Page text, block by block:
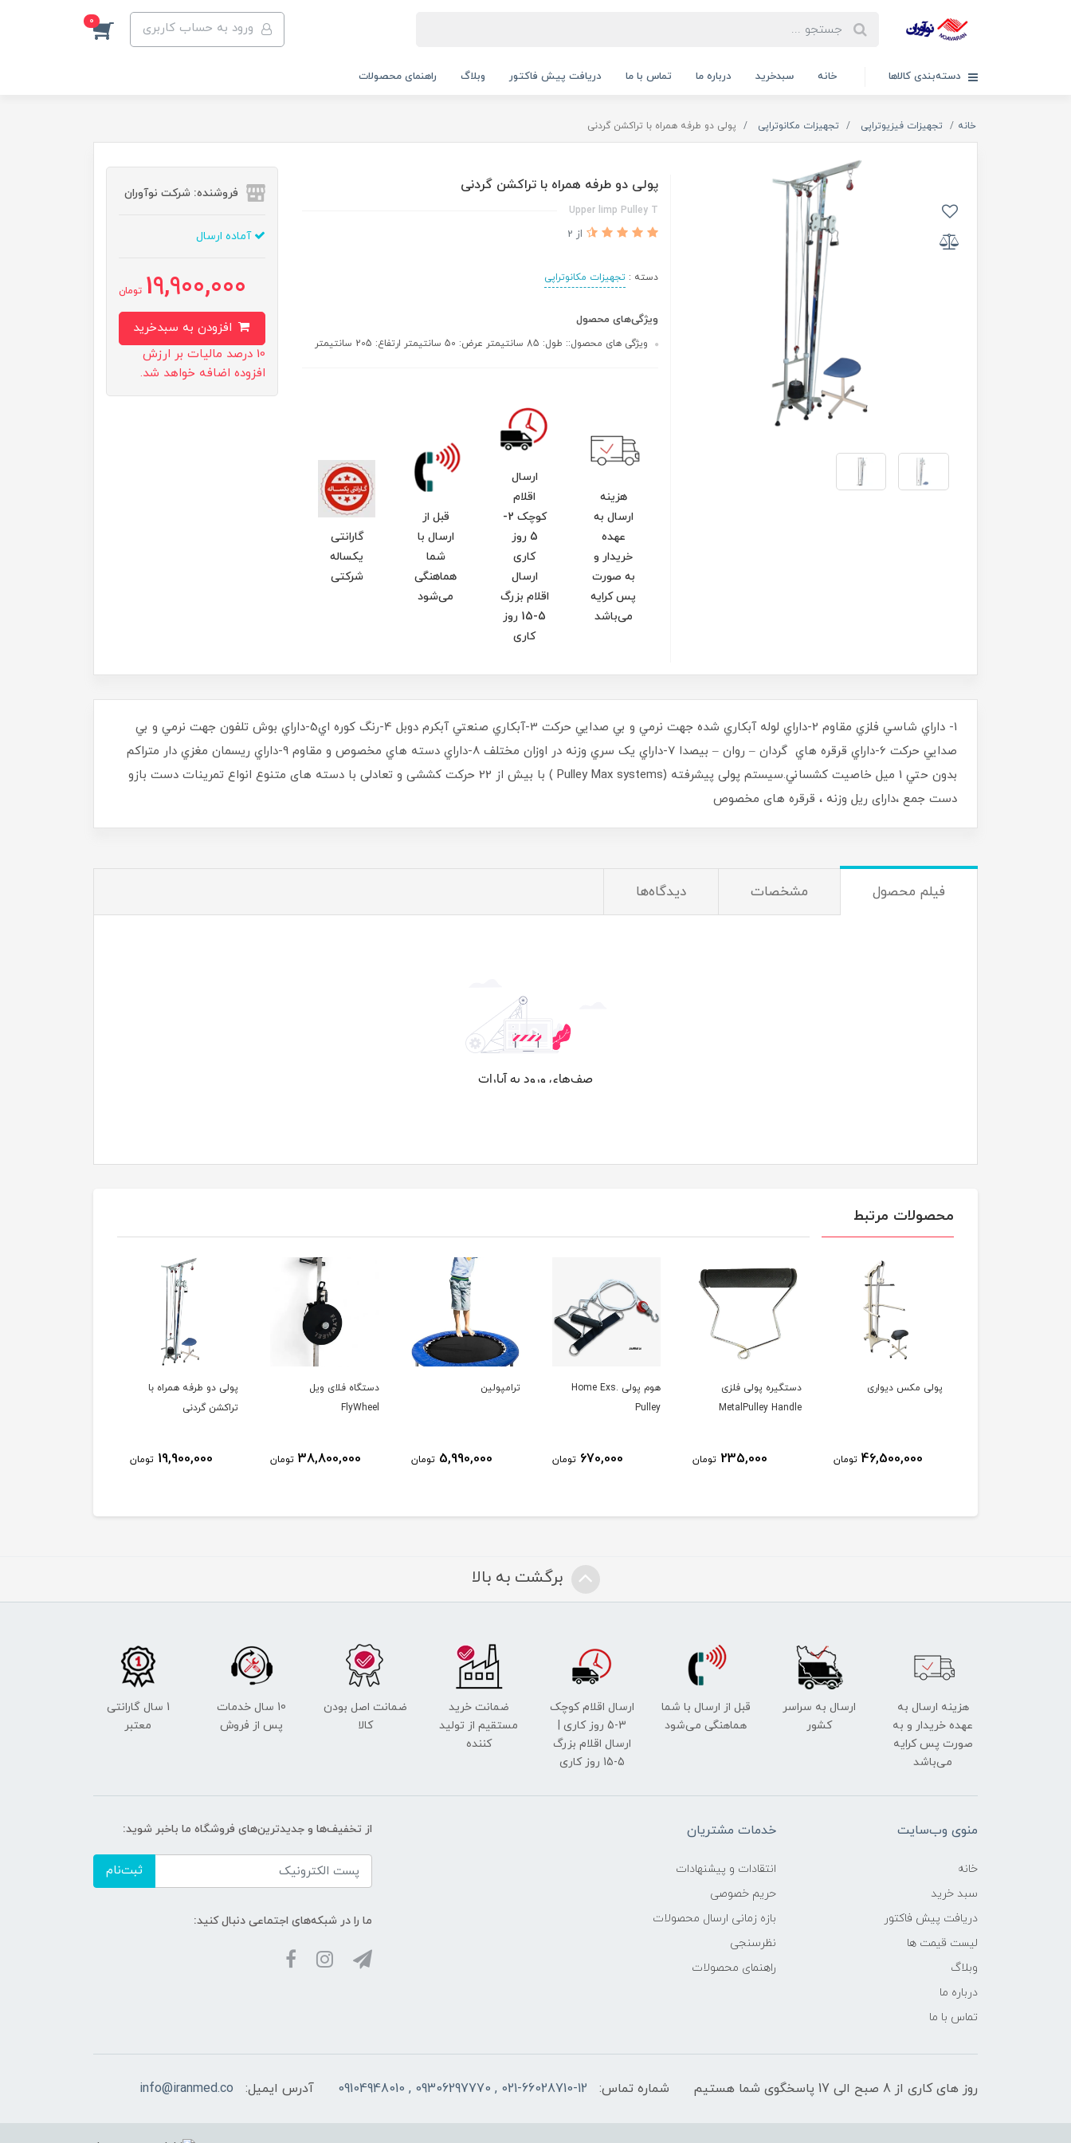
ورود به حساب کاربری 0
دسته‌بندی کالاها خانه سبدخرید درباره ما تماس با ما دریافت پیش فاکتور وبلاگ راهنمای محصولات
خانه تجهیزات فیزیوتراپی تجهیزات مکانوتراپی پولی دو طرفه همراه با تراکشن گردنی
پولی دو طرفه همراه با تراکشن گردنی
Upper limp Pulley T
از 2
دسته :تجهیزات مکانوتراپی
ویژگی‌های محصول
ویژگی های محصول:: طول: 85 سانتیمتر عرض: 50 سانتیمتر ارتفاع: 205 سانتیمتر
هزینه
ارسال به
عهده
خریدار و
به صورت
پس کرایه
می‌باشد
ارسال
اقلام
کوچک 2-
5 روز
کاری
ارسال
اقلام بزرگ
5-15 روز
کاری
قبل از
ارسال با
شما
هماهنگی
می‌شود
گارانتی
یکساله
شرکتی
فروشنده: شرکت نوآوران
آماده ارسال
19,900,000 تومان
10 درصد مالیات بر ارزش
افزوده اضافه خواهد شد.
1- داراي شاسي فلزي مقاوم 2-داراي لوله آبکاري شده جهت نرمي و بي صدايي حرکت 3-آبکاري صنعتي آبکرم دوبل 4-رنگ کوره اي5-داراي بوش تلفون جهت نرمي و بي
صدايي حرکت 6-داراي قرقره هاي گردان – روان – بيصدا 7-داراي یک سري وزنه در اوزان مختلف 8-داراي دسته هاي مخصوص و مقاوم 9-داراي ريسمان مغزي دار متراکم
بدون حتي 1 ميل خاصيت کشساني.سیستم پولی پیشرفته (Pulley Max systems ) با بیش از 22 حرکت کششی و تعادلی با دسته های متنوع انواع تمرینات دست بازو
دست جمع ،دارای ریل وزنه ، قرقره های مخصوص
فیلم محصول مشخصات دیدگاه‌ها
محصولات مرتبط
پولی مکس دیواری
46,500,000 تومان
دستگیره پولی فلزی
MetalPulley Handle
235,000 تومان
هوم پولی Home Exs.
Pulley
670,000 تومان
ترامپولین
5,990,000 تومان
دستگاه فلای ویل
FlyWheel
38,800,000 تومان
پولی دو طرفه همراه با
تراکشن گردنی
19,900,000 تومان
برگشت به بالا
هزینه ارسال به
عهده خریدار و به
صورت پس کرایه
می‌باشد
ارسال به سراسر
کشور
قبل از ارسال با شما
هماهنگی می‌شود
ارسال اقلام کوچک
3-5 روز کاری |
ارسال اقلام بزرگ
5-15 روز کاری
ضمانت خرید
مستقیم از تولید
کننده
ضمانت اصل بودن
کالا
10 سال خدمات
پس از فروش
1 سال گارانتی
معتبر
منوی وب‌سایت
خانه
سبد خرید
دریافت پیش فاکتور
لیست قیمت ها
وبلاگ
درباره ما
تماس با ما
خدمات مشتریان
انتقادات و پیشنهادات
حریم خصوصی
بازه زمانی ارسال محصولات
نظرسنجی
راهنمای محصولات
از تخفیف‌ها و جدیدترین‌های فروشگاه ما باخبر شوید:
ثبت‌نام
ما را در شبکه‌های اجتماعی دنبال کنید:
روز های کاری از 8 صبح الی 17 پاسخگوی شما هستیم شماره تماس: 021-66028710-12 , 09306297770 , 09104948010 آدرس ایمیل: info@iranmed.co